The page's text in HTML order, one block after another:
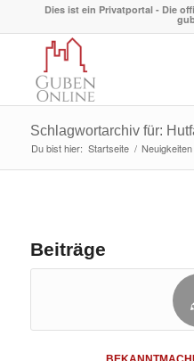
Dies ist ein Privatportal - Die
Schlagwortarchiv für:
Du bist hier: Startseite / Neuigkeiten
Beiträge